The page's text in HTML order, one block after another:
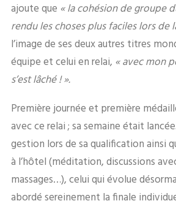
ajoute que « la cohésion de groupe
rendu les choses plus faciles lors
l’image de ses deux autres titres
équipe et celui en relai, « avec mon
s’est lâché ! ».
Première journée et première
avec ce relai ; sa semaine était
gestion lors de sa qualification ainsi
à l’hôtel (méditation, discussions
massages…), celui qui évolue
abordé sereinement la finale